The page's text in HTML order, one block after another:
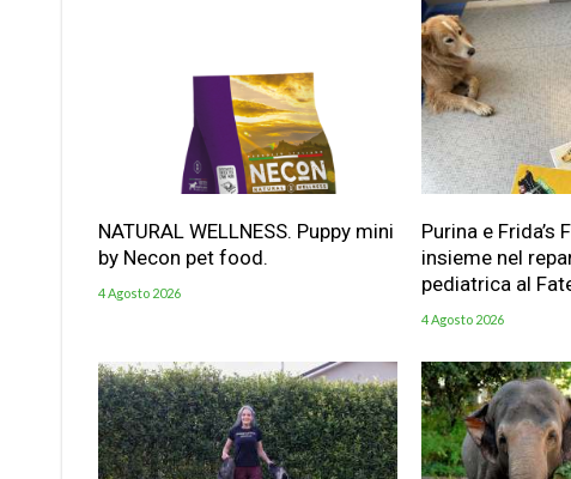
NATURAL WELLNESS. Puppy mini
by Necon pet food.
4 Agosto 2026
Purina e Frida’s
insieme nel
pediatrica al
4 Agosto 2026